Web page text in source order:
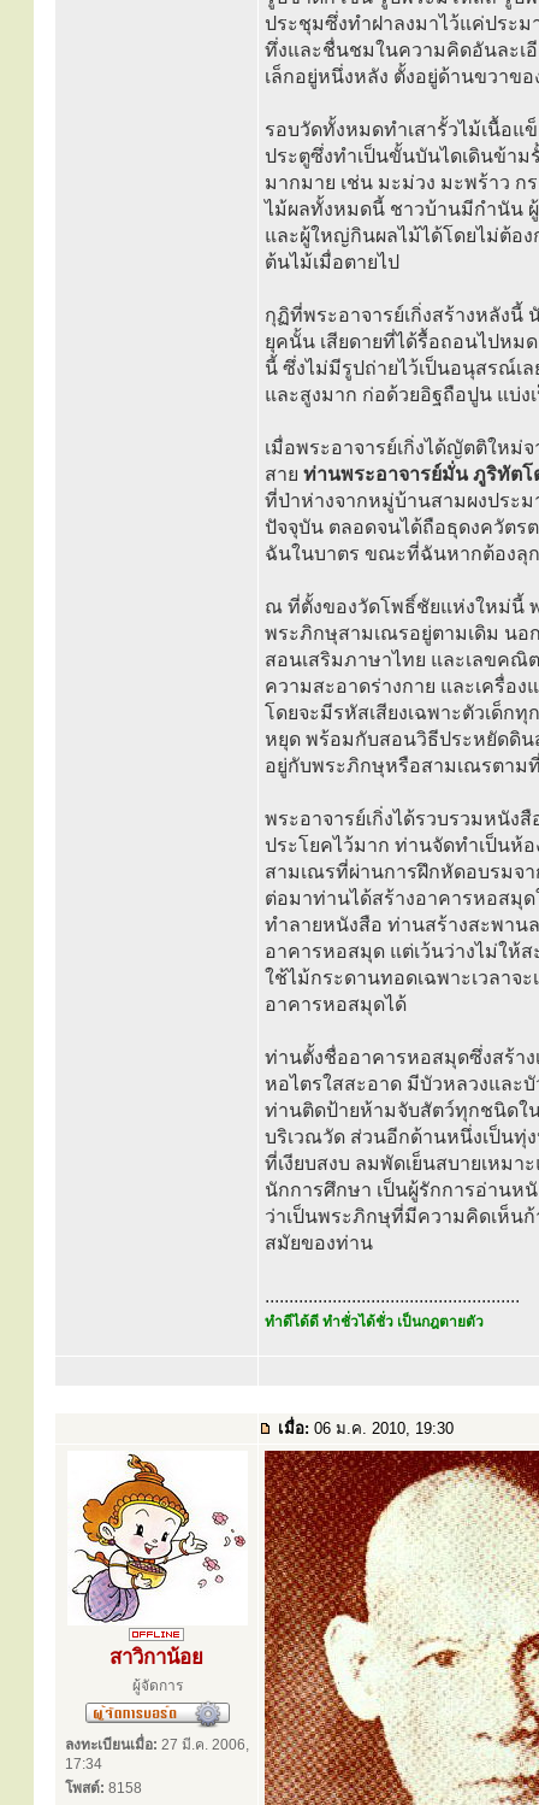
ประชุมซึ่งทำฝาลงมาไว้แค่ประ
ทึ่งและชื่นชมในความคิดอันละเ
เล็กอยู่หนึ่งหลัง ตั้งอยู่ด้านขวาข
รอบวัดทั้งหมดทำเสารั้วไม้เนื้อแ
ประตูซึ่งทำเป็นขั้นบันไดเดินข้า
มากมาย เช่น มะม่วง มะพร้าว
ไม้ผลทั้งหมดนี้ ชาวบ้านมีกำนัน
และผู้ใหญ่กินผลไม้ได้โดยไม่ต้อง
ต้นไม้เมื่อตายไป
กุฏิที่พระอาจารย์เกิ่งสร้างหลังนี้
ยุคนั้น เสียดายที่ได้รื้อถอนไปหม
นี้ ซึ่งไม่มีรูปถ่ายไว้เป็นอนุสรณ์เ
และสูงมาก ก่อด้วยอิฐถือปูน แบ่
เมื่อพระอาจารย์เกิ่งได้ญัตติใหม่
สาย ท่านพระอาจารย์มั่น ภูริทัต
ที่ป่าห่างจากหมู่บ้านสามผงประ
ปัจจุบัน ตลอดจนได้ถือธุดงควัตร
ฉันในบาตร ขณะที่ฉันหากต้องลุ
ณ ที่ตั้งของวัดโพธิ์ชัยแห่งใหม่นี้ พ
พระภิกษุสามเณรอยู่ตามเดิม นอ
สอนเสริมภาษาไทย และเลขคณิ
ความสะอาดร่างกาย และเครื่อ
โดยจะมีรหัสเสียงเฉพาะตัวเด็ก
หยุด พร้อมกับสอนวิธีประหยัดดิน
อยู่กับพระภิกษุหรือสามเณรตามที่
พระอาจารย์เกิ่งได้รวบรวมหนัง
ประโยคไว้มาก ท่านจัดทำเป็นห้
สามเณรที่ผ่านการฝึกหัดอบรมจ
ต่อมาท่านได้สร้างอาคารหอสมุ
ทำลายหนังสือ ท่านสร้างสะพาน
อาคารหอสมุด แต่เว้นว่างไม่ให้
ใช้ไม้กระดานทอดเฉพาะเวลาจ
อาคารหอสมุดได้
ท่านตั้งชื่ออาคารหอสมุดซึ่งสร้า
หอไตรใสสะอาด มีบัวหลวงและ
ท่านติดป้ายห้ามจับสัตว์ทุกชนิดใ
บริเวณวัด ส่วนอีกด้านหนึ่งเป็นทุ่
ที่เงียบสงบ ลมพัดเย็นสบายเหมา
นักการศึกษา เป็นผู้รักการอ่านห
ว่าเป็นพระภิกษุที่มีความคิดเห็น
สมัยของท่าน
.....................................................
ทำดีได้ดี ทำชั่วได้ชั่ว เป็นกฎตายตัว
เมื่อ: 06 ม.ค. 2010, 19:30
สาวิกาน้อย
ผู้จัดการ
ลงทะเบียนเมื่อ: 27 มี.ค. 2006,
17:34
โพสต์: 8158